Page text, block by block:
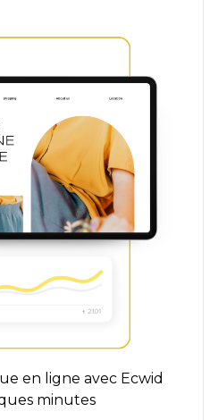
en ligne avec Ecwid
minutes